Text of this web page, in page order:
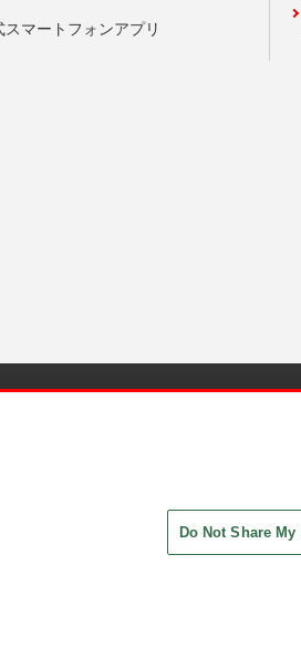
スマートフォンアプリ
Do Not Share